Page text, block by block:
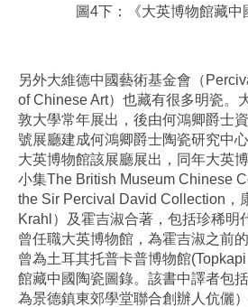
圖4下：《大英博物館藏中
另外大維德中國藝術基金會（
of Chinese Art）也藏有很多明瓷。
敦大學常年展出，後由何鴻卿爵士
號展廳建成何鴻卿爵士陶瓷研究中
大英博物館該展廳展出，同年大英
小集The British Museum Chinese
the Sir Percival David Collection，
Krahl）及霍吉淑合著，包括珍稀明
曾任職大英博物館，為霍吉淑之前
曾為土耳其托普卡普博物館
館藏中國陶瓷圖錄。該書中譯者包
為景德鎮東郊學堂聯合創辦人伉儷